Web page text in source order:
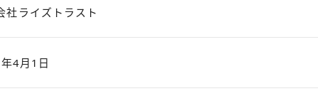
社ライズトラスト
4月1日